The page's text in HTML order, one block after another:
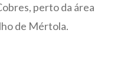
perto da área
de Mértola.